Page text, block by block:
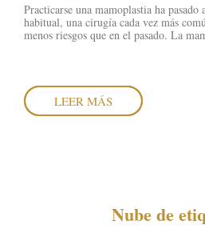
Practicarse una mamoplastia ha
habitual, una cirugía cada vez más
menos riesgos que en el pasado. La
LEER MÁS
Nube de